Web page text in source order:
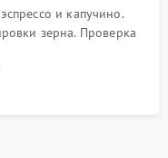
и капучино.
зерна. Проверка
напитка и
посторонних